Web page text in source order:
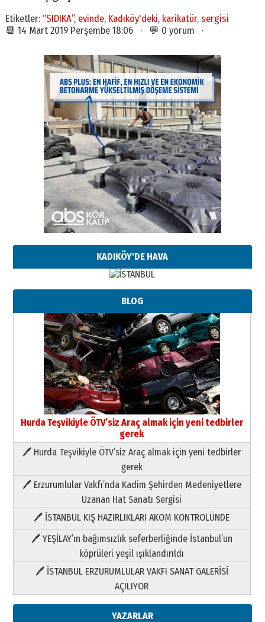
Etiketler: “SIDIKA”, evinde, Kadıköy'deki, karikatür, sergisi
📆 14 Mart 2019 Perşembe 18:06 · 💬 0 yorum ·
KADIKÖY'DE HAVA
BLOG
Hurda Teşvikiyle ÖTV’siz Araç almak için yeni tedbirler
gerek
🖊 Hurda Teşvikiyle ÖTV’siz Araç almak için yeni tedbirler
gerek
🖊 Erzurumlular Vakfı’nda Kadim Şehirden Medeniyetlere
Uzanan Hat Sanatı Sergisi
🖊 İSTANBUL KIŞ HAZIRLIKLARI AKOM KONTROLÜNDE
🖊 YEŞİLAY’ın bağımsızlık seferberliğinde İstanbul’un
köprüleri yeşil ışıklandırıldı
🖊 İSTANBUL ERZURUMLULAR VAKFI SANAT GALERİSİ
AÇILIYOR
YAZARLAR
Paranın Aile Kültüründeki Yeri
03 Ağustos 2026 Pazartesi
Yıldırım Gündoğdu
HAVVA’NIN ÜÇ KIZI
09 Temmuz 2026 Perşembe
Yusuf POLAT
Şampiyonluk Sebahattin Şirin’e
11 Mayıs 2026 Pazartesi